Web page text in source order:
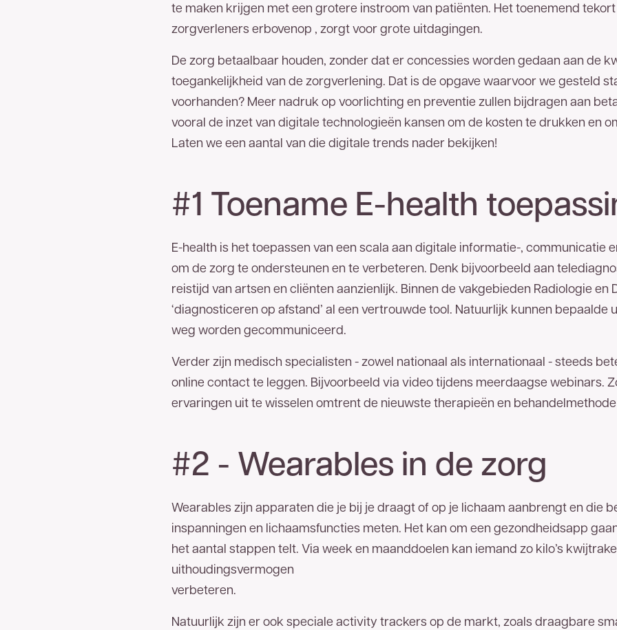
te maken krijgen met een grotere instroom van patiënten. Het toenemend
zorgverleners erbovenop , zorgt voor grote uitdagingen.
De zorg betaalbaar houden, zonder dat er concessies worden gedaan aan de
toegankelijkheid van de zorgverlening. Dat is de opgave waarvoor we gesteld
voorhanden? Meer nadruk op voorlichting en preventie zullen bijdragen aan
vooral de inzet van digitale technologieën kansen om de kosten te drukken en
Laten we een aantal van die digitale trends nader bekijken!
#1 Toename E-health
E-health is het toepassen van een scala aan digitale informatie-, communicatie
om de zorg te ondersteunen en te verbeteren. Denk bijvoorbeeld aan
reistijd van artsen en cliënten aanzienlijk. Binnen de vakgebieden Radiologie en
‘diagnosticeren op afstand’ al een vertrouwde tool. Natuurlijk kunnen bepaalde
weg worden gecommuniceerd.
Verder zijn medisch specialisten - zowel nationaal als internationaal - steeds
online contact te leggen. Bijvoorbeeld via video tijdens meerdaagse webinars.
ervaringen uit te wisselen omtrent de nieuwste therapieën en
#2 - Wearables in de zorg
Wearables zijn apparaten die je bij je draagt of op je lichaam aanbrengt en die
inspanningen en lichaamsfuncties meten. Het kan om een gezondheidsapp
het aantal stappen telt. Via week en maanddoelen kan iemand zo kilo’s
uithoudingsvermogen
verbeteren.
Natuurlijk zijn er ook speciale activity trackers op de markt, zoals draagbare
Bedankt voor uw aanvraag. U ontvangt zo spoedig mogelijk een reactie.